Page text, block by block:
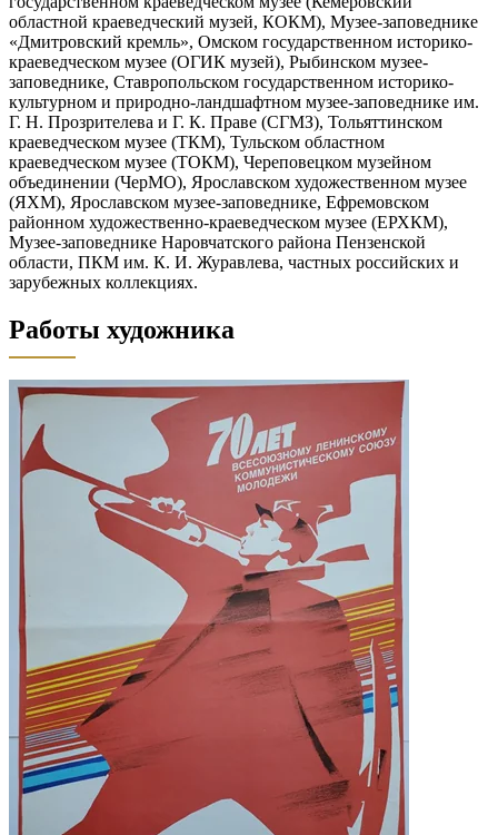
областной краеведческий музей, КОКМ), Музее-заповеднике
«Дмитровский кремль», Омском государственном историко-
краеведческом музее (ОГИК музей), Рыбинском музее-
заповеднике, Ставропольском государственном историко-
культурном и природно-ландшафтном музее-заповеднике им.
Г. Н. Прозрителева и Г. К. Праве (СГМЗ), Тольяттинском
краеведческом музее (ТКМ), Тульском областном
краеведческом музее (ТОКМ), Череповецком музейном
объединении (ЧерМО), Ярославском художественном музее
(ЯХМ), Ярославском музее-заповеднике, Ефремовском
районном художественно-краеведческом музее (ЕРХКМ),
Музее-заповеднике Наровчатского района Пензенской
области, ПКМ им. К. И. Журавлева, частных российских и
зарубежных коллекциях.
Работы художника